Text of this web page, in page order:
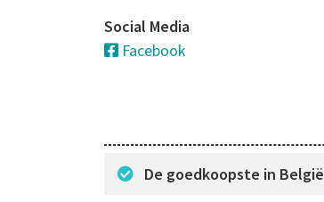
Social Media
Facebook
De goedkoopste in België